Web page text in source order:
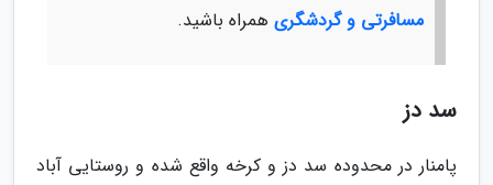
مسافرتی و گردشگری همراه باشید.
سد دز
پامنار در محدوده سد دز و کرخه واقع شده و روستایی آباد